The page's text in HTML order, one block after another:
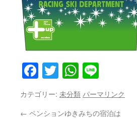
Facebook
TwitterWhatsApp
カテゴリー: 未分類パーマリンク
← ペンションゆきみちの宿泊は